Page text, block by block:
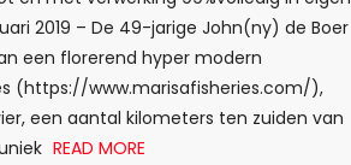
2019 – De 49-jarige John(ny) de Boer
een florerend hyper modern
(https://www.marisafisheries.com/),
een aantal kilometers ten zuiden van
READ MORE